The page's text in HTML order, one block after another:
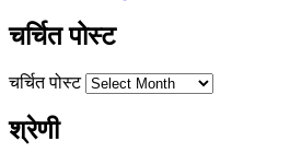
चर्चित पोस्ट
चर्चित पोस्ट
श्रेणी